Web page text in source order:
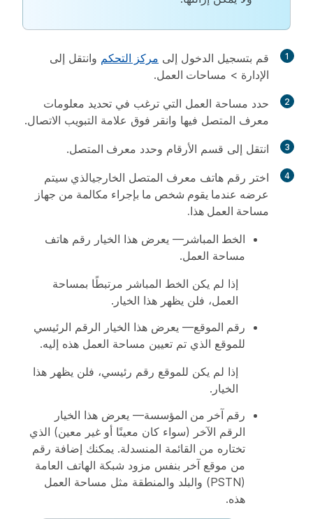
1 قم بتسجيل الدخول إلى مركز التحكم وانتقل إلى
الإدارة > مساحات العمل.
2
حدد مساحة العمل التي ترغب في تحديد معلومات
معرف المتصل فيها وانقر فوق علامة التبويب الاتصال.
3 انتقل إلى قسم الأرقام وحدد معرف المتصل.
4 اختر رقم هاتف معرف المتصل الخارجيالذي سيتم
عرضه عندما يقوم شخص ما بإجراء مكالمة من جهاز
مساحة العمل هذا.
الخط المباشر — يعرض هذا الخيار رقم هاتف
مساحة العمل.
إذا لم يكن الخط المباشر مرتبطًا بمساحة
العمل، فلن يظهر هذا الخيار.
رقم الموقع— يعرض هذا الخيار الرقم الرئيسي
للموقع الذي تم تعيين مساحة العمل هذه إليه.
إذا لم يكن للموقع رقم رئيسي، فلن يظهر هذا
الخيار.
رقم آخر من المؤسسة— يعرض هذا الخيار
الرقم الآخر (سواء كان معينًا أو غير معين) الذي
تختاره من القائمة المنسدلة. يمكنك إضافة رقم
من موقع آخر بنفس مزود شبكة الهاتف العامة
(PSTN) والبلد والمنطقة مثل مساحة العمل
هذه.